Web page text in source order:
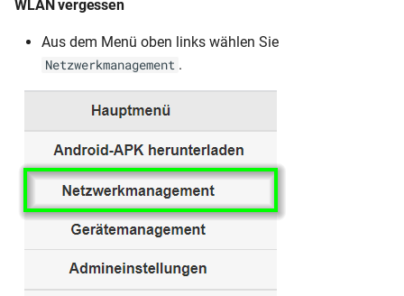
WLAN vergessen
Aus dem Menü oben links wählen Sie
Netzwerkmanagement .